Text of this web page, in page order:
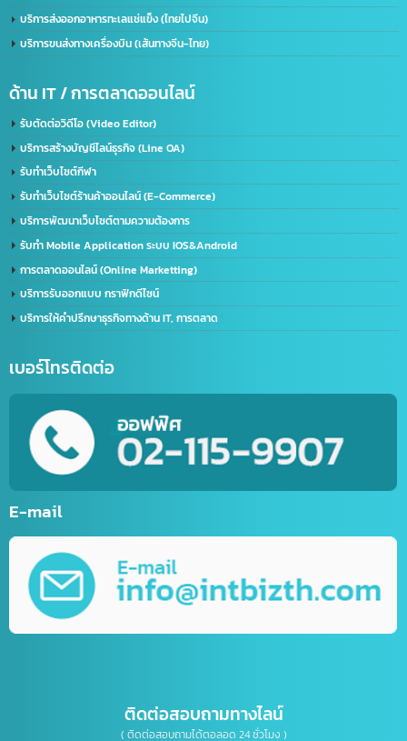
จดทะเบียนบริษัทที่จีน คนไทยถือหุ้น 100%
บริการรับจด อย. จีน (NMPA)
บริการขอนุญาตฉลากจีน / ขอฉลาก CIQ
บริการรับขึ้นทะเบียน GACC
ด้านการนำเข้า-ส่งออก
บริการนำเข้า – ส่งออก(Import-Export)
บริการชิปปิ้ง (Shipping) ไทย-จีน
บริการส่งออกอาหารทะเลแช่แข็ง (ไทยไปจีน)
บริการขนส่งทางเครื่องบิน (เส้นทางจีน-ไทย)
ด้าน IT / การตลาดออนไลน์
รับตัดต่อวิดีโอ (Video Editor)
รับทำเว็บไซต์กีฬา
รับทำเว็บไซต์ร้านค้าออนไลน์ (E-Commerce)
บริการพัฒนาเว็บไซต์ตามความต้องการ
การตลาดออนไลน์ (Online Marketting)
บริการรับออกแบบ กราฟิกดีไซน์
บริการให้คำปรึกษาธุรกิจทางด้าน IT, การตลาด
เบอร์โทรติดต่อ